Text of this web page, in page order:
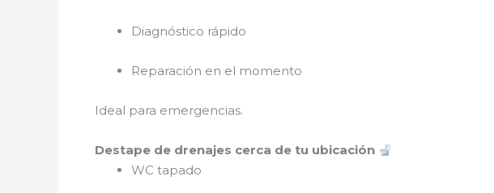
Diagnóstico rápido
Reparación en el momento
Ideal para emergencias.
Destape de drenajes cerca de tu ubicación
WC tapado